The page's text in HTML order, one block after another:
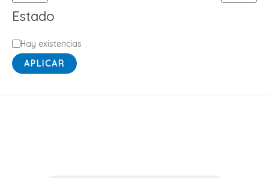
Estado
E
s
a
Hay existencias
APLICAR